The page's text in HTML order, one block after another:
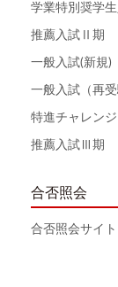
学業特別奨学
推薦入試Ⅱ期
一般入試(新規)
一般入試（再受
特進チャレンジ
推薦入試Ⅲ期
合否照会
合否照会サイト